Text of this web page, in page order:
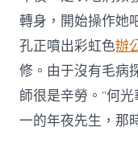
轉身，開始操作她
孔正噴出彩虹色辦
修。由于沒有毛病
師很是辛勞。”何
一的年夜先生，那